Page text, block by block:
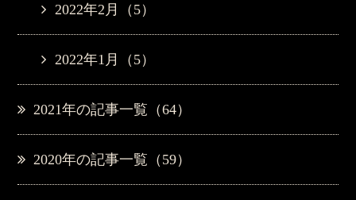
2022年2月（5）
2022年1月（5）
2021年の記事一覧（64）
2020年の記事一覧（59）